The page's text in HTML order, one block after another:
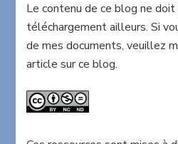
Le contenu de ce blog ne
téléchargement ailleurs. Si
de mes documents, veuillez
article sur ce blog.